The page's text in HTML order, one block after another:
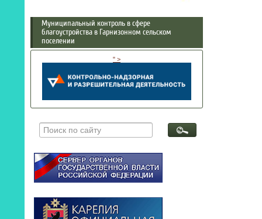
Муниципальный контроль в сфере
благоустройства в Гарнизонном сельском
поселении
" >